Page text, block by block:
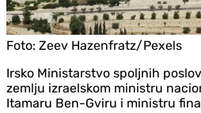
Foto: Zeev Hazenfratz/Pexels
Irsko Ministarstvo spoljnih
zemlju izraelskom ministru
Itamaru Ben-Gviru i ministru